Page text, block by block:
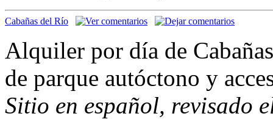
Cabañas del Río
Alquiler por día de
de parque autóctono y
Sitio en español, revisado